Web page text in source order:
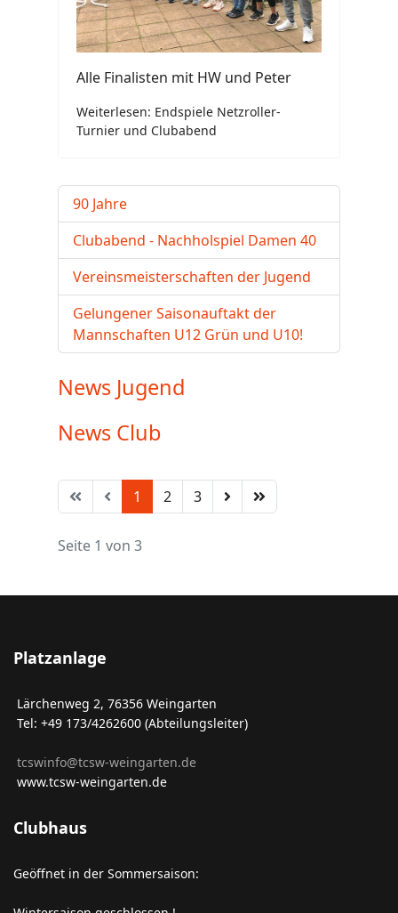
Alle Finalisten mit HW und Peter
Weiterlesen: Endspiele Netzroller-
Turnier und Clubabend
90 Jahre
Clubabend - Nachholspiel Damen 40
Vereinsmeisterschaften der Jugend
Gelungener Saisonauftakt der
Mannschaften U12 Grün und U10!
News Jugend
News Club
1 2 3
Seite 1 von 3
Platzanlage
Lärchenweg 2, 76356 Weingarten
Tel: +49 173/4262600 (Abteilungsleiter)
tcswinfo@tcsw-weingarten.de
www.tcsw-weingarten.de
Clubhaus
Geöffnet in der Sommersaison: